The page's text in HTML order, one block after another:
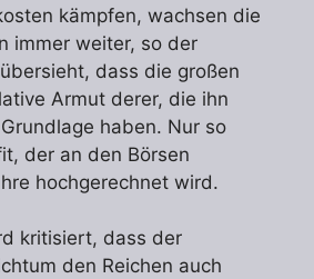
kämpfen, wachsen die
immer weiter, so der
dass die großen
Armut derer, die ihn
haben. Nur so
der an den Börsen
hochgerechnet wird.
kritisiert, dass der
den Reichen auch